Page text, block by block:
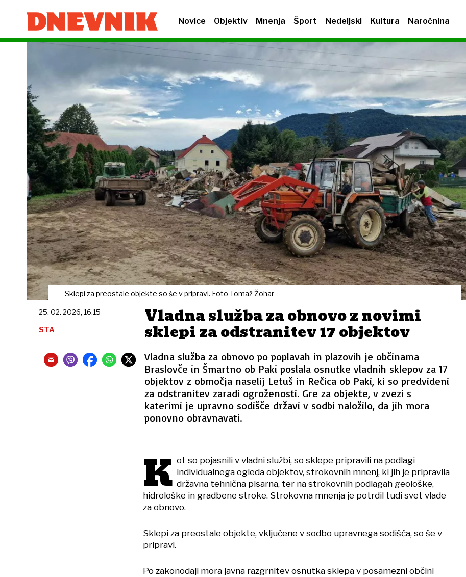
Novice Objektiv Mnenja Šport Nedeljski Kultura Naročnina
Sklepi za preostale objekte so še v pripravi. Foto Tomaž Žohar
Vladna služba za obnovo z novimi
sklepi za odstranitev 17 objektov
Vladna služba za obnovo po poplavah in plazovih je občinama
Braslovče in Šmartno ob Paki poslala osnutke vladnih sklepov za 17
objektov z območja naselij Letuš in Rečica ob Paki, ki so predvideni
za odstranitev zaradi ogroženosti. Gre za objekte, v zvezi s
katerimi je upravno sodišče državi v sodbi naložilo, da jih mora
ponovno obravnavati.
25. 02. 2026, 16.15
STA
K ot so pojasnili v vladni službi, so sklepe pripravili na podlagi
individualnega ogleda objektov, strokovnih mnenj, ki jih je pripravila
državna tehnična pisarna, ter na strokovnih podlagah geološke,
hidrološke in gradbene stroke. Strokovna mnenja je potrdil tudi svet vlade
za obnovo.
Sklepi za preostale objekte, vključene v sodbo upravnega sodišča, so še v
pripravi.
Po zakonodaji mora javna razgrnitev osnutka sklepa v posamezni občini